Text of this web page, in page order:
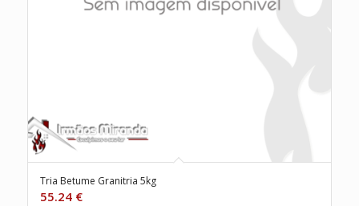
Tria Betume Granitria 5kg
55.24 €